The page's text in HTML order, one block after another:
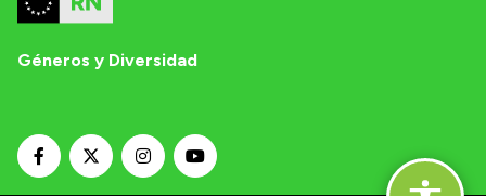
Géneros y Diversidad